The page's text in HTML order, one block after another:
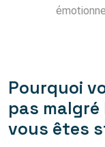
Pourquoi
pas
vous êtes